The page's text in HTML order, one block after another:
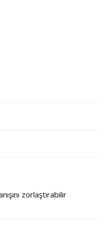
zorlaştırabilir